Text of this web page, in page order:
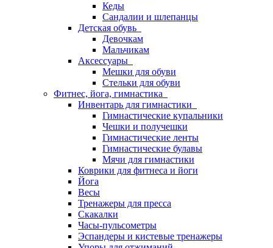
Кеды
Сандалии и шлепанцы
Детская обувь
Девочкам
Мальчикам
Аксессуары
Мешки для обуви
Стельки для обуви
Фитнес, йога, гимнастика
Инвентарь для гимнастики
Гимнастические купальники
Чешки и получешки
Гимнастические ленты
Гимнастические булавы
Мячи для гимнастики
Коврики для фитнеса и йоги
Йога
Весы
Тренажеры для пресса
Скакалки
Часы-пульсометры
Эспандеры и кистевые тренажеры